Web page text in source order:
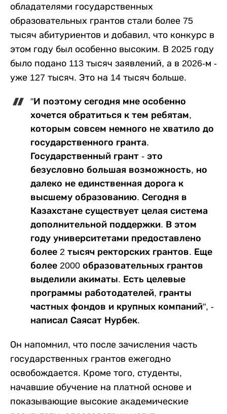
обладателями государственных
образовательных грантов стали более 75
тысяч абитуриентов и добавил, что конкурс в
этом году был особенно высоким. В 2025 году
было подано 113 тысяч заявлений, а в 2026-м -
уже 127 тысяч. Это на 14 тысяч больше.
"И поэтому сегодня мне особенно
хочется обратиться к тем ребятам,
которым совсем немного не хватило до
государственного гранта.
Государственный грант - это
безусловно большая возможность, но
далеко не единственная дорога к
высшему образованию. Сегодня в
Казахстане существует целая система
дополнительной поддержки. В этом
году университетами предоставлено
более 2 тысяч ректорских грантов. Еще
более 2000 образовательных грантов
выделили акиматы. Есть целевые
программы работодателей, гранты
частных фондов и крупных компаний", -
написал Саясат Нурбек.
Он напомнил, что после зачисления часть
государственных грантов ежегодно
освобождается. Кроме того, студенты,
начавшие обучение на платной основе и
показывающие высокие академические